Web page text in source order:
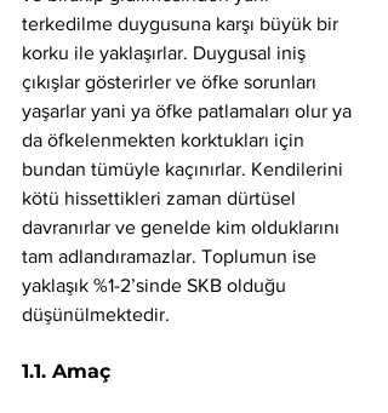
terkedilme duygusuna karşı büyük bir
korku ile yaklaşırlar. Duygusal iniş
çıkışlar gösterirler ve öfke sorunları
yaşarlar yani ya öfke patlamaları olur ya
da öfkelenmekten korktukları için
bundan tümüyle kaçınırlar. Kendilerini
kötü hissettikleri zaman dürtüsel
davranırlar ve genelde kim olduklarını
tam adlandıramazlar. Toplumun ise
yaklaşık %1-2’sinde SKB olduğu
düşünülmektedir.
1.1. Amaç